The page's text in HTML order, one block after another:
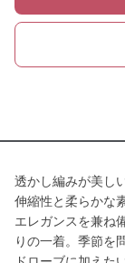
透かし編みが美し
伸縮性と柔らかな
エレガンスを兼ね
りの一着。季節を